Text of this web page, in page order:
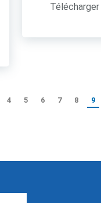
4 5 6 7 8 9